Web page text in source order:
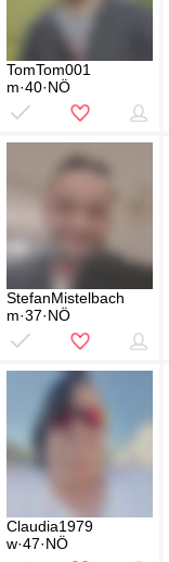
TomTom001
m·40·NÖ
StefanMistelbach
m·37·NÖ
Claudia1979
w·47·NÖ